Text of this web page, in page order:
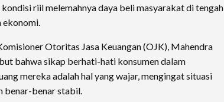
riil melemahnya daya beli masyarakat di tengah
ekonomi.
Otoritas Jasa Keuangan (OJK), Mahendra
bahwa sikap berhati-hati konsumen dalam
mereka adalah hal yang wajar, mengingat situasi
benar-benar stabil.